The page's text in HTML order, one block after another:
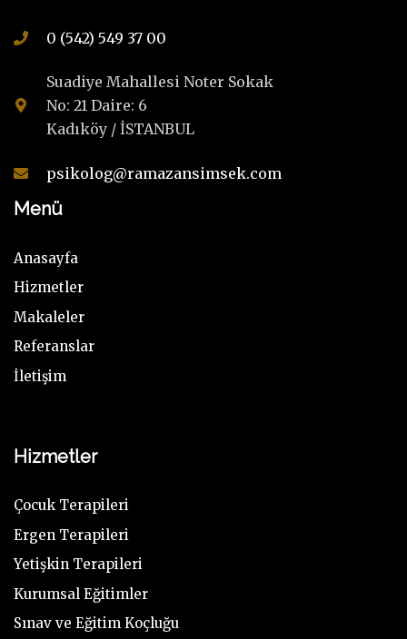
0 (542) 549 37 00
Suadiye Mahallesi Noter Sokak
No: 21 Daire: 6
Kadıköy / İSTANBUL
psikolog@ramazansimsek.com
Menü
Anasayfa
Hizmetler
Makaleler
Referanslar
İletişim
Hizmetler
Çocuk Terapileri
Ergen Terapileri
Yetişkin Terapileri
Kurumsal Eğitimler
Sınav ve Eğitim Koçluğu